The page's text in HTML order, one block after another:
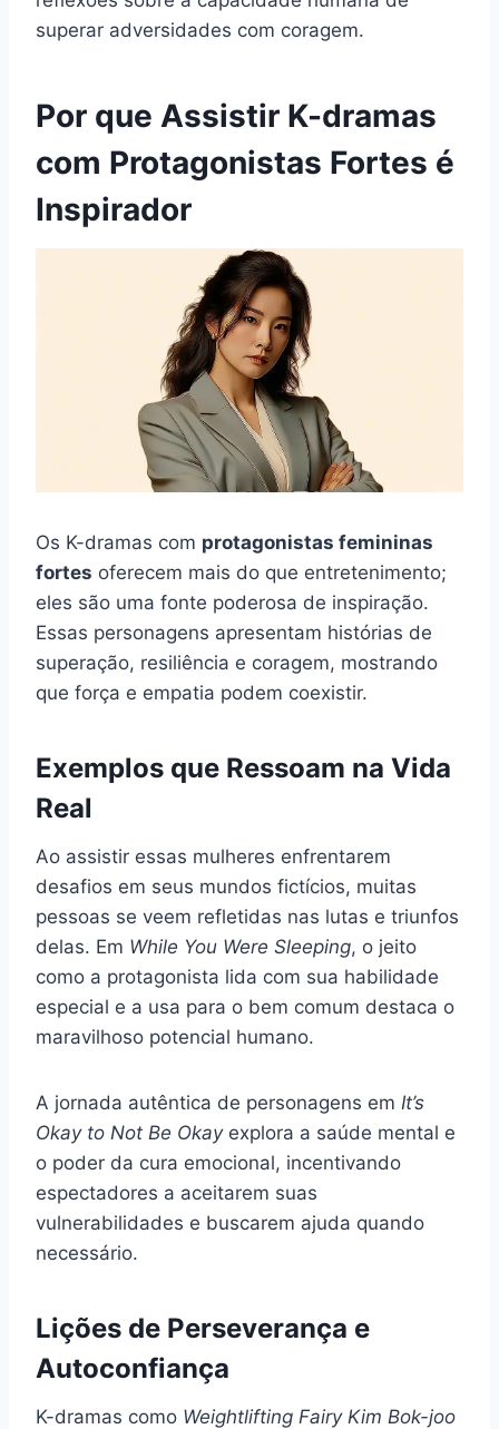
superar adversidades com coragem.
Por que Assistir K-dramas
com Protagonistas Fortes é
Inspirador
Os K-dramas com protagonistas femininas
fortes oferecem mais do que entretenimento;
eles são uma fonte poderosa de inspiração.
Essas personagens apresentam histórias de
superação, resiliência e coragem, mostrando
que força e empatia podem coexistir.
Exemplos que Ressoam na Vida
Real
Ao assistir essas mulheres enfrentarem
desafios em seus mundos fictícios, muitas
pessoas se veem refletidas nas lutas e triunfos
delas. Em While You Were Sleeping, o jeito
como a protagonista lida com sua habilidade
especial e a usa para o bem comum destaca o
maravilhoso potencial humano.
A jornada autêntica de personagens em It’s
Okay to Not Be Okayexplora a saúde mental e
o poder da cura emocional, incentivando
espectadores a aceitarem suas
vulnerabilidades e buscarem ajuda quando
necessário.
Lições de Perseverança e
Autoconfiança
K-dramas como Weightlifting Fairy Kim Bok-joo